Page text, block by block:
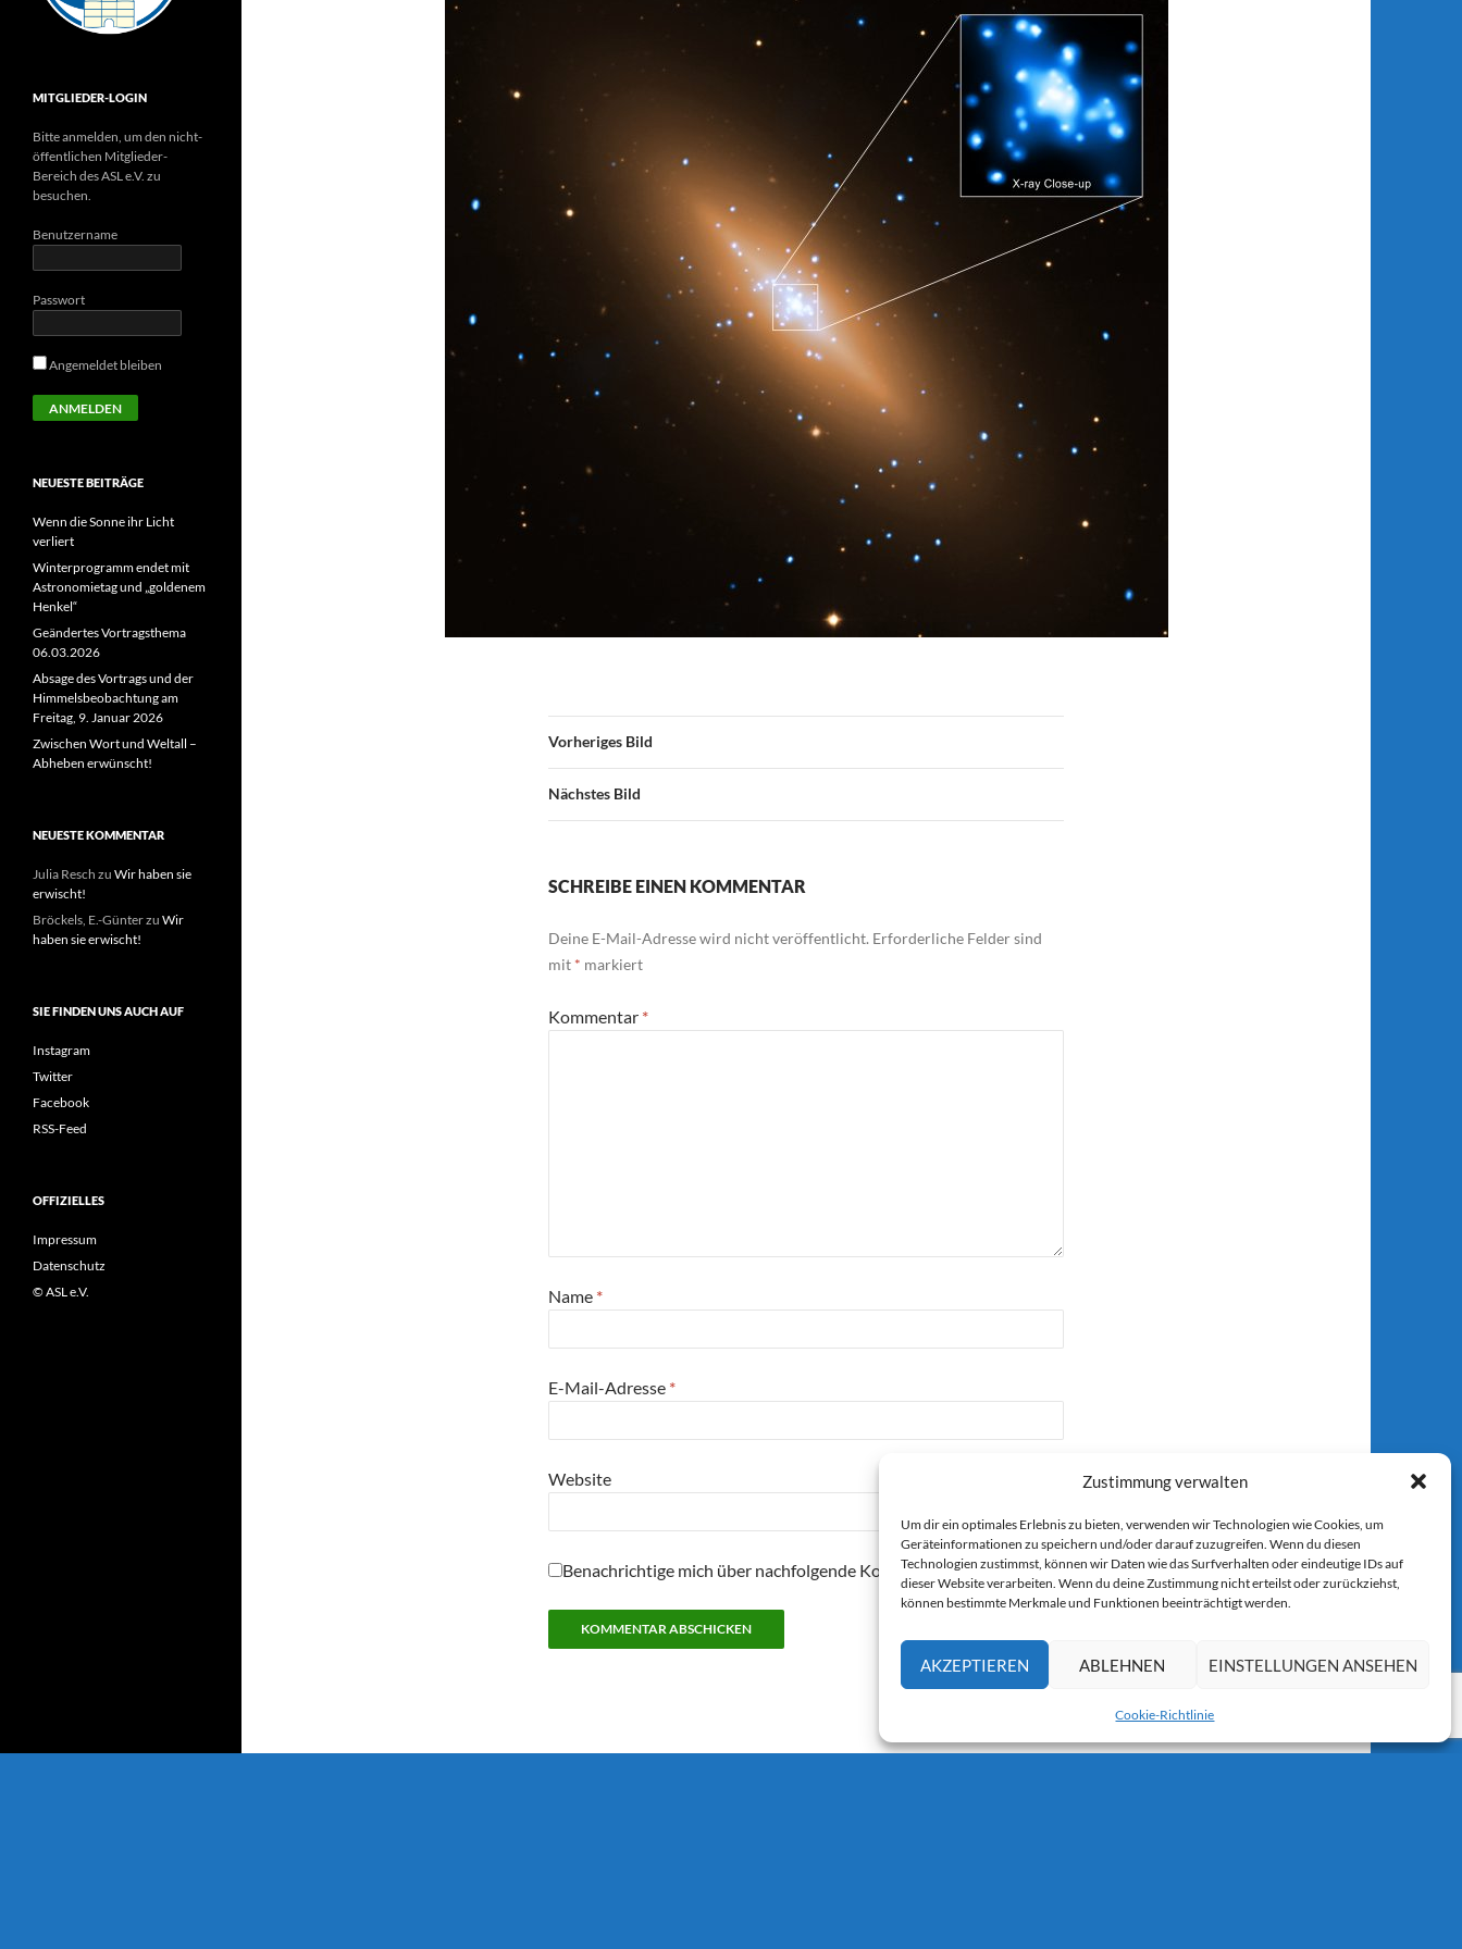
Zustimmung verwalten
Um dir ein optimales Erlebnis zu bieten, verwenden wir Technologien wie Cookies, um
Geräteinformationen zu speichern und/oder darauf zuzugreifen. Wenn du diesen
Technologien zustimmst, können wir Daten wie das Surfverhalten oder eindeutige IDs auf
dieser Website verarbeiten. Wenn du deine Zustimmung nicht erteilst oder zurückziehst,
können bestimmte Merkmale und Funktionen beeinträchtigt werden.
AKZEPTIEREN ABLEHNEN EINSTELLUNGEN ANSEHEN
Cookie-Richtlinie
Vorheriges Bild
Nächstes Bild
SCHREIBE EINEN KOMMENTAR
Deine E-Mail-Adresse wird nicht veröffentlicht. Erforderliche Felder sind
mit * markiert
Kommentar *
Name *
E-Mail-Adresse *
Website
Benachrichtige mich über nachfolgende Kommentare per E-Mail.
MITGLIEDER-LOGIN
Bitte anmelden, um den nicht-
öffentlichen Mitglieder-
Bereich des ASL e.V. zu
besuchen.
Benutzername
Passwort
Angemeldet bleiben
NEUESTE BEITRÄGE
Wenn die Sonne ihr Licht
verliert
Winterprogramm endet mit
Astronomietag und „goldenem
Henkel“
Geändertes Vortragsthema
06.03.2026
Absage des Vortrags und der
Himmelsbeobachtung am
Freitag, 9. Januar 2026
Zwischen Wort und Weltall –
Abheben erwünscht!
NEUESTE KOMMENTAR
Julia Resch zu Wir haben sie
erwischt!
Bröckels, E.-Günterzu Wir
haben sie erwischt!
SIE FINDEN UNS AUCH AUF
Instagram
Twitter
Facebook
RSS-Feed
OFFIZIELLES
Impressum
Datenschutz
© ASL e.V.